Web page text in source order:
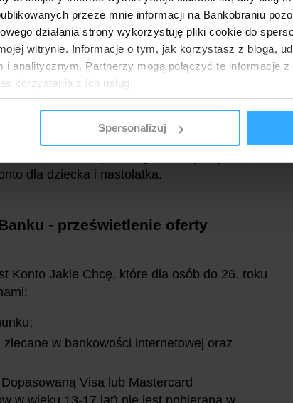
przeze mnie informacji na Bankobraniu
działania strony wykorzystuję pliki cookie do
witrynie. Informacje o tym, jak korzystasz z bloga,
i analitycznym. Partnerzy mogą połączyć te informacje
korzystania z ich usług.
Spersonalizuj
1000 nagród - o ich przyznaniu
pozostałych warunków. O
puli bank ma poinformowaćtutaj
biorą wyłącznie konta zakładane poprzez
dla dziecka i nastolatka.
- prześwietlenie oferty
Konto Jakie Chcę, które dla osób do 26. roku
w bankowości internetowej oraz
Visa lub Mastercard
w wieku 13-17 lat) nie jest pobierana w